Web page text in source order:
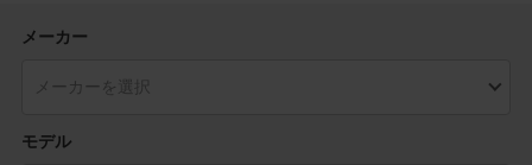
メーカー
モデル